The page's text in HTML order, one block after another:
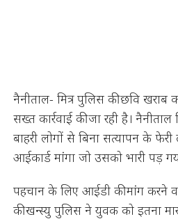
नैनीताल- मित्र पुलिस की छवि खराब
सख्त कार्रवाई की जा रही है।
बाहरी लोगों से बिना सत्यापन के
आईकार्ड मांगा जो उसको भारी पड़
पहचान के लिए आईडी की मांग करने
की खन्स्यु पुलिस ने युवक को इतना